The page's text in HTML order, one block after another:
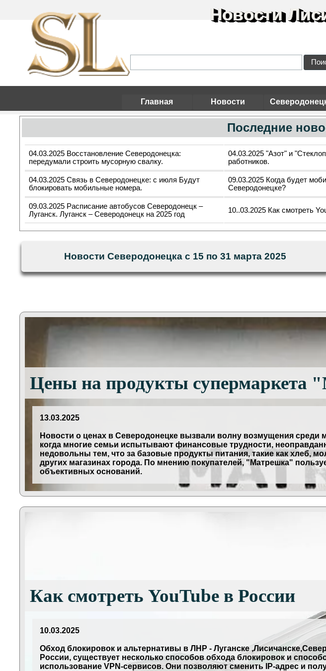
Главная Новости
Новости
Последние
04.03.2025 Восстановление Северодонецка:
передумали строить мусорную свалку.
04.03.2025 "Азот" и
работников.
04.03.2025 Связь в Северодонецке: с июля Будут
блокировать мобильные номера.
09.03.2025 Когда будет
Северодонецке?
09.03.2025 Расписание автобусов Северодонецк –
Луганск. Луганск – Северодонецк на 2025 год
10..03.2025 Как смотреть
Новости Северодонецка с 15 по 31 марта 2025
Цены на продукты супермаркета
13.03.2025
Новости о ценах в Северодонецке вызвали волну возмущения среди
когда многие семьи испытывают финансовые трудности,
недовольны тем, что за базовые продукты питания, такие как хлеб,
других магазинах города. По мнению покупателей, "Матрешка"
объективных оснований.
Как смотреть YouTube в России
10.03.2025
Обход блокировок и альтернативы в ЛНР - Луганске
России, существует несколько способов обхода блокировок и
использование VPN-сервисов. Они позволяют сменить IP-адрес и